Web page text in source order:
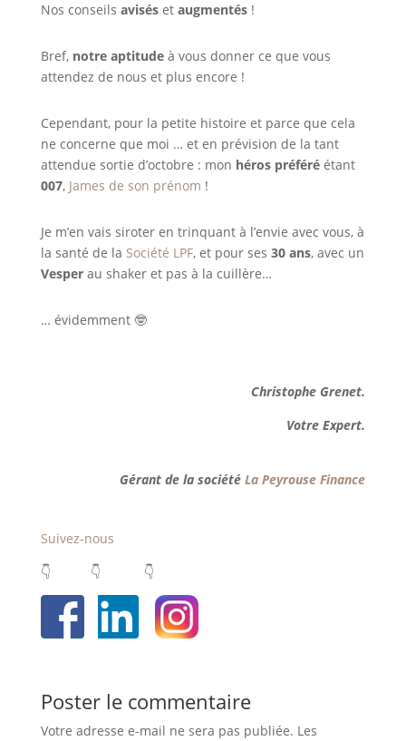
Nos conseils aviséset augmentés!
Bref, notre aptitude à vous donner ce que vous
attendez de nous et plus encore !
Cependant, pour la petite histoire et parce que cela
ne concerne que moi … et en prévision de la tant
attendue sortie d’octobre : mon héros préféré étant
007, James de son prénom !
Je m’en vais siroter en trinquant à l’envie avec vous, à
la santé de la Société LPF, et pour ses 30 ans, avec un
Vesperau shaker et pas à la cuillère…
… évidemment 🤓
Christophe Grenet.
Votre Expert.
Gérant de la sociétéLa Peyrouse Finance
Suivez-nous
👇 👇 👇
Poster le commentaire
Votre adresse e-mail ne sera pas publiée. Les